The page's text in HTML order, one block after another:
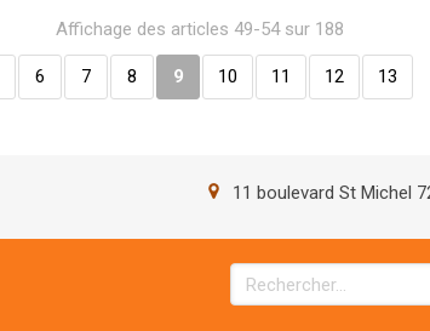
Affichage des articles 49-54 sur 188
6 7 8 9 10 11 12 13
11 boulevard St Michel
Rechercher